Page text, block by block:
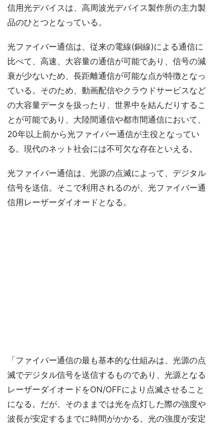
信用光デバイスは、高周波光デバイス製作所の主力製
品のひとつとなっている。
光ファイバー通信は、従来の電線(銅線)による通信に
比べて、高速、大容量の通信が可能であり、信号の減
衰が少ないため、長距離通信が可能な点が特徴となっ
ている。そのため、動画配信やクラウドサービスなど
の大容量データを扱ったり、世界中を結んだりするこ
とが可能であり、大陸間通信や都市間通信において、
20年以上前から光ファイバー通信が主役となってい
る。現代のネット社会には不可欠な存在といえる。
光ファイバー通信は、光源の点滅によって、デジタル
信号を送信。そこで利用されるのが、光ファイバー通
信用レーザーダイオードとなる。
「ファイバー通信の最も基本的な仕組みは、光源の点
滅でデジタル信号を送信するものであり、光源となる
レーザーダイオードをON/OFFにより点滅させること
になる。だが、そのままでは光を点灯した際の強度や
波長が安定するまでに時間がかかる。光の強度が安定